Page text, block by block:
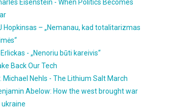
Eisenstein - When Politics Becomes
Hopkinsas – „Nemanau, kad totalitarizmas
- „Nenoriu būti kareivis“
Back Our Tech
Michael Nehls - The Lithium Salt March
Abelow: How the west brought war
ukraine